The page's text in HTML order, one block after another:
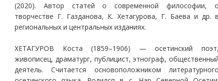
(2020). Автор статей о современной философии,
творчестве Г. Газданова, К. Хетагурова, Г. Баева и др.
региональных и центральных изданиях.
ХЕТАГУРОВ Коста (1859–1906) — осетинский
живописец, драматург, публицист, этнограф,
деятель. Считается основоположником